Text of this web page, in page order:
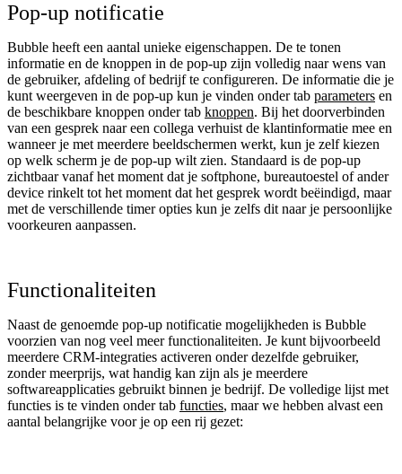
Pop-up notificatie
Bubble heeft een aantal unieke eigenschappen. De te tonen
informatie en de knoppen in de pop-up zijn volledig naar wens van
de gebruiker, afdeling of bedrijf te configureren. De informatie die je
kunt weergeven in de pop-up kun je vinden onder tab parameters en
de beschikbare knoppen onder tab knoppen. Bij het doorverbinden
van een gesprek naar een collega verhuist de klantinformatie mee en
wanneer je met meerdere beeldschermen werkt, kun je zelf kiezen
op welk scherm je de pop-up wilt zien. Standaard is de pop-up
zichtbaar vanaf het moment dat je softphone, bureautoestel of ander
device rinkelt tot het moment dat het gesprek wordt beëindigd, maar
met de verschillende timer opties kun je zelfs dit naar je persoonlijke
voorkeuren aanpassen.
Functionaliteiten
Naast de genoemde pop-up notificatie mogelijkheden is Bubble
voorzien van nog veel meer functionaliteiten. Je kunt bijvoorbeeld
meerdere CRM-integraties activeren onder dezelfde gebruiker,
zonder meerprijs, wat handig kan zijn als je meerdere
softwareapplicaties gebruikt binnen je bedrijf. De volledige lijst met
functies is te vinden onder tab functies, maar we hebben alvast een
aantal belangrijke voor je op een rij gezet: